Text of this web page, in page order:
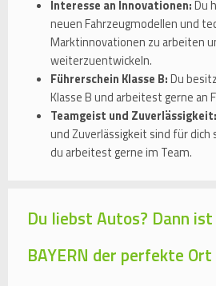
Interesse an Innovationen:Du
neuen Fahrzeugmodellen und
Marktinnovationen zu arbeiten
weiterzuentwickeln.
Führerschein Klasse B:Du
Klasse B und arbeitest gerne an
Teamgeist und Zuverlässigkeit:
und Zuverlässigkeit sind für
du arbeitest gerne im Team.
Du liebst Autos? Dann ist
BAYERN der perfekte